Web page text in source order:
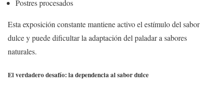
Postres procesados
Esta exposición constante mantiene activo el estímulo del sabor
dulce y puede dificultar la adaptación del paladar a sabores
naturales.
El verdadero desafío: la dependencia al sabor dulce